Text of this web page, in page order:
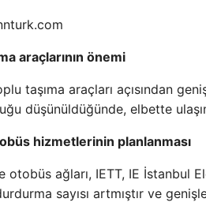
araçlarının önemi
taşıma araçları açısından
düşünüldüğünde, elbette
hizmetlerinin planlanması
otobüs ağları, IETT, IE İstanbul
sayısı artmıştır ve